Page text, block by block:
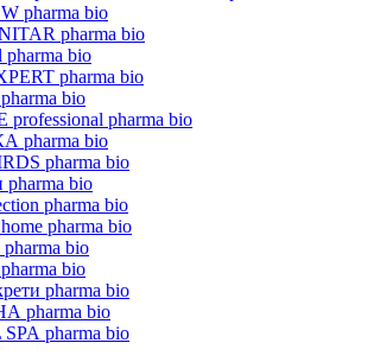
pharma bio
pharma bio
pharma bio
pharma bio
pharma bio
pharma bio
pharma bio
pharma bio
pharma bio
pharma bio
pharma bio
pharma bio
pharma bio
pharma bio
pharma bio
pharma bio